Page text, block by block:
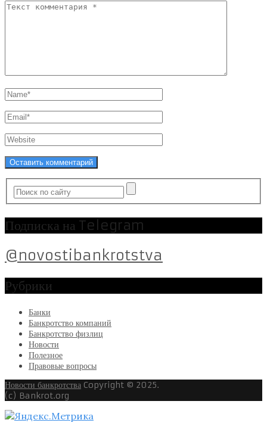
Подписка на Telegram
@novostibankrotstva
Рубрики
Банки
Банкротство компаний
Банкротство физлиц
Новости
Полезное
Правовые вопросы
Новости банкротства Copyright © 2025.
(c) Bankrot.org